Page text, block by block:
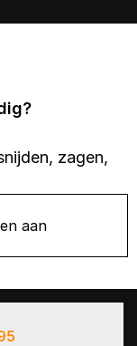
zagen,
aan